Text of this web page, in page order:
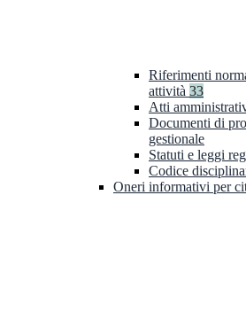
Riferimenti
attività 33
Atti
Documenti di
gestionale
Statuti e leggi
Codice
Oneri informativi per